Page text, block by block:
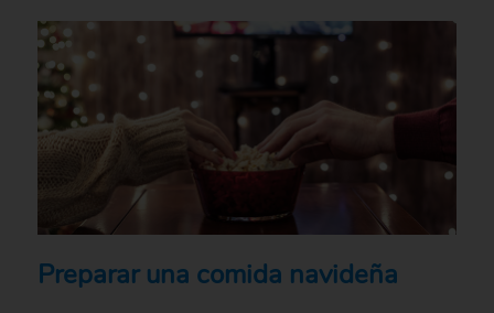
Preparar una comida navideña